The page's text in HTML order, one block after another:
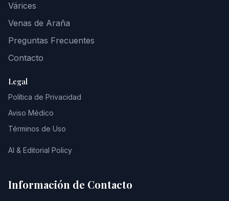
Várices
Venas de Araña
Preguntas Frecuentes
Contacto
Legal
Política de Privacidad
Aviso Médico
Términos de Uso
AI & Editorial Policy
Información de Contacto